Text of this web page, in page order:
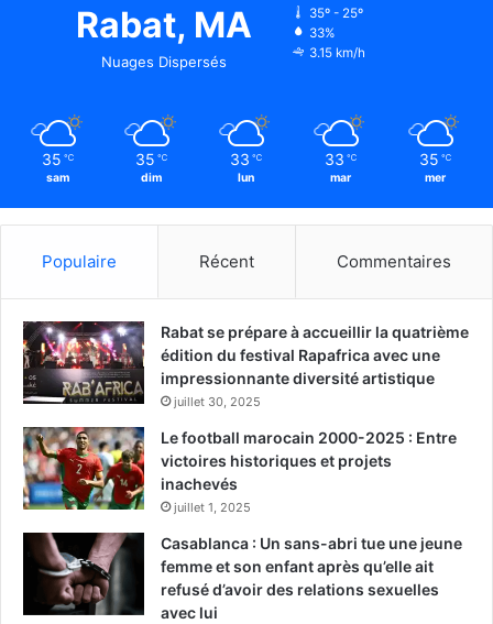
Rabat, MA
Nuages Dispersés
35º - 25º
33%
3.15 km/h
35 ℃
sam
35 ℃
dim
33 ℃
lun
33 ℃
mar
35 ℃
mer
Populaire Récent Commentaires
Rabat se prépare à accueillir la quatrième
édition du festival Rapafrica avec une
impressionnante diversité artistique
juillet 30, 2025
Le football marocain 2000-2025 : Entre
victoires historiques et projets
inachevés
juillet 1, 2025
Casablanca : Un sans-abri tue une jeune
femme et son enfant après qu’elle ait
refusé d’avoir des relations sexuelles
avec lui